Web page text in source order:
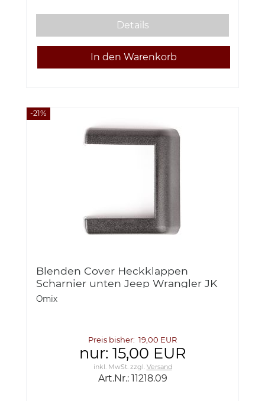
Details
-21%
Blenden Cover Heckklappen
Scharnier unten Jeep Wrangler JK
07-18 Rugged Ridge
Omix
Preis bisher: 19,00 EUR
nur: 15,00 EUR
inkl. MwSt.zzgl. Versand
Art.Nr.: 11218.09